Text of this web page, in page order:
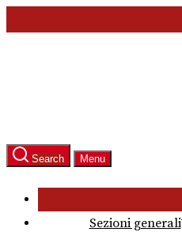
to
Search Menu
Sezioni generali